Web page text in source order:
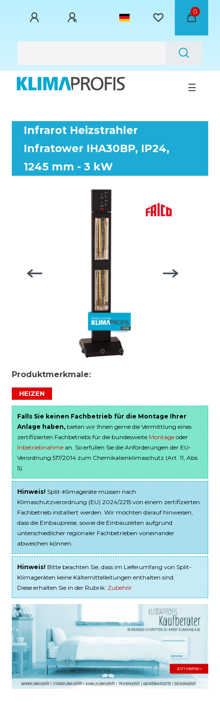
0
☰
Infrarot Heizstrahler
Infratower IHA30BP, IP24,
1245 mm - 3 kW
Produktmerkmale:
HEIZEN
Falls Sie keinen Fachbetrieb für die Montage Ihrer
Anlage haben, bieten wir Ihnen gerne die Vermittlung eines
zertifizierten Fachbetriebs für die bundesweite Montage oder
Inbetriebnahme an. So erfüllen Sie die Anforderungen der EU-
Verordnung 517/2014 zum Chemikalienklimaschutz (Art. 11, Abs.
5).
Hinweis! Split-Klimageräte müssen nach
Klimaschutzverordnung (EU) 2024/2215 von einem zertifizierten
Fachbetrieb installiert werden. Wir möchten darauf hinweisen,
dass die Einbaupreise, sowie die Einbauzeiten aufgrund
unterschiedlicher regionaler Fachbetrieben voneinander
abweichen können.
Hinweis! Bitte beachten Sie, dass im Lieferumfang von Split-
Klimageräten keine Kältemittelleitungen enthalten sind.
Diese erhalten Sie in der Rubrik: Zubehör